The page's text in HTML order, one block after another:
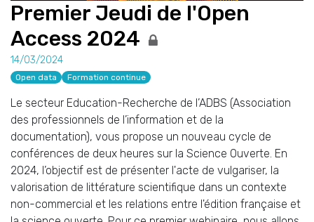
Premier Jeudi de l'Open
Access 2024
14/03/2024
Open data Formation continue
Le secteur Education-Recherche de l’ADBS (Association
des professionnels de l’information et de la
documentation), vous propose un nouveau cycle de
conférences de deux heures sur la Science Ouverte. En
2024, l’objectif est de présenter l'acte de vulgariser, la
valorisation de littérature scientifique dans un contexte
non-commercial et les relations entre l'édition française et